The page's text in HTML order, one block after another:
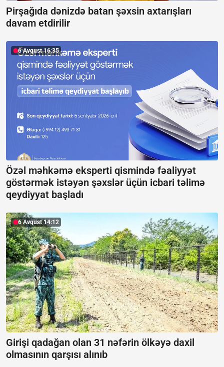
Pirşağıda dənizdə batan şəxsin axtarışları
davam etdirilir
6 Avqust 16:35
Özəl məhkəmə eksperti qismində fəaliyyət
göstərmək istəyən şəxslər üçün icbari təlimə
qeydiyyat başladı
6 Avqust 14:12
Girişi qadağan olan 31 nəfərin ölkəyə daxil
olmasının qarşısı alınıb